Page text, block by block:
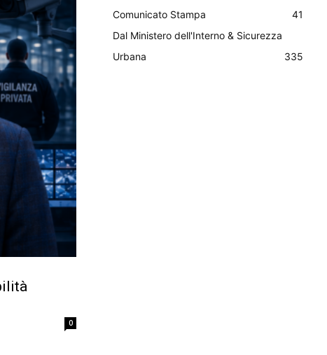
0
Comunicato Stampa
41
Dal Ministero dell'Interno & Sicurezza
Urbana
335